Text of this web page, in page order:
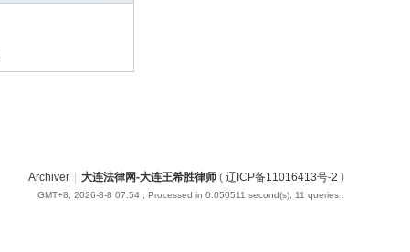
Archiver 大连法律网-大连王希胜律师 ( 辽ICP备11016413号-2 )
GMT+8, 2026-8-8 07:54 , Processed in 0.050511 second(s), 11 queries .